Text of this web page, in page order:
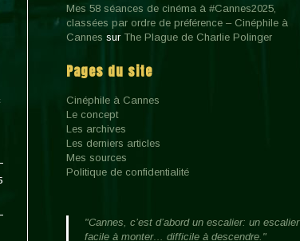
Mes 58 séances de cinéma à #Cannes2025,
classées par ordre de préférence – Cinéphile à
Cannes sur The Plague de Charlie Polinger
Pages du site
Cinéphile à Cannes
Le concept
Les archives
Les derniers articles
Mes sources
Politique de confidentialité
"Cannes, c’est d’abord un escalier: un escalier
facile à monter… difficile à descendre."